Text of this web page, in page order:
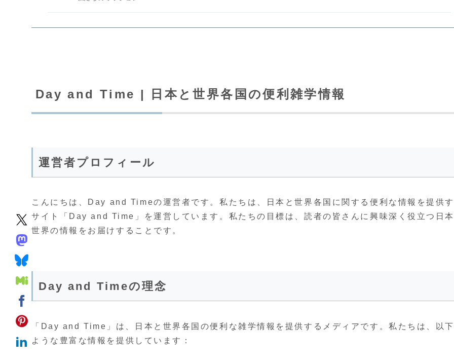
Day and Time | 日本と世界各国の便利雑学情報
運営者プロフィール
こんにちは、Day and Timeの運営者です。私たちは、日本と世界各国に関する便利な情報を提供
サイト「Day and Time」を運営しています。私たちの目標は、読者の皆さんに興味深く役立つ日
世界の情報をお届けすることです。
Day and Timeの理念
「Day and Time」は、日本と世界各国の便利な雑学情報を提供するメディアです。私たちは、以
ような豊富な情報を提供しています：